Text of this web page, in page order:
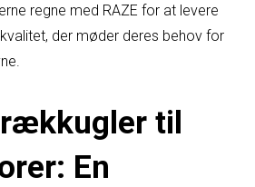
regne med RAZE for at levere
der møder deres behov for
til
En